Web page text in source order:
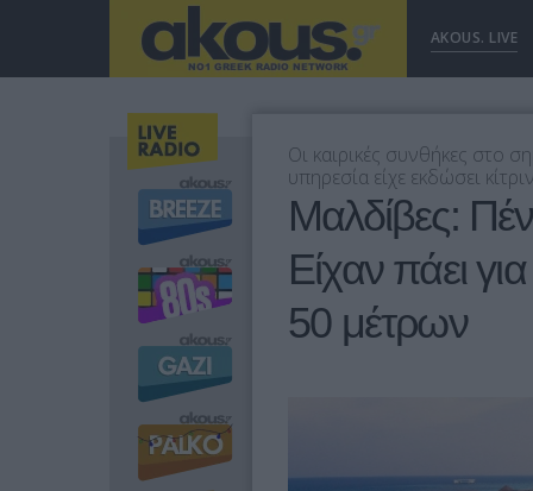
AKOUS. LIVE
Οι καιρικές συνθήκες στο
υπηρεσία είχε εκδώσει
Μαλδίβες:
Είχαν πάει
50 μέτρων